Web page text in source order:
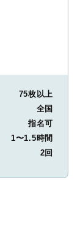
75枚以上
全国
指名可
1〜1.5時間
2回